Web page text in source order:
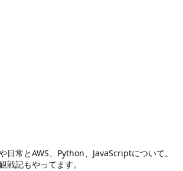
日常とAWS、Python、JavaScriptについて。
戦記もやってます。